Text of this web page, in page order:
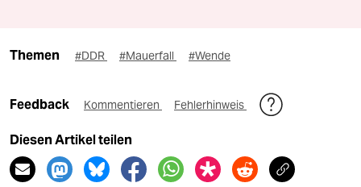
Themen #DDR #Mauerfall #Wende
Feedback Kommentieren Fehlerhinweis
Diesen Artikel teilen